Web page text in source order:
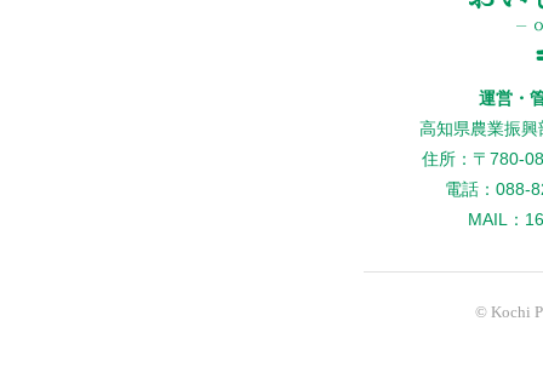
運営・
高知県農業振
住所：〒780-
電話：088-
MAIL：
© Kochi